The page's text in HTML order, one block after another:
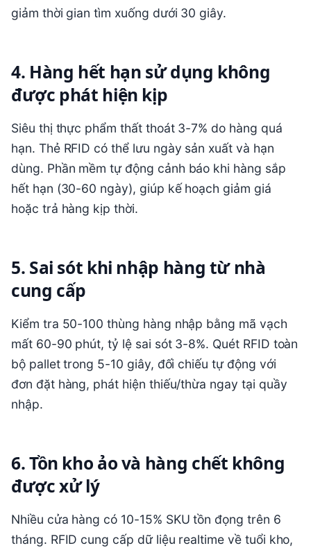
giảm thời gian tìm xuống dưới 30 giây.
4. Hàng hết hạn sử dụng không
được phát hiện kịp
Siêu thị thực phẩm thất thoát 3-7% do hàng quá
hạn. Thẻ RFID có thể lưu ngày sản xuất và hạn
dùng. Phần mềm tự động cảnh báo khi hàng sắp
hết hạn (30-60 ngày), giúp kế hoạch giảm giá
hoặc trả hàng kịp thời.
5. Sai sót khi nhập hàng từ nhà
cung cấp
Kiểm tra 50-100 thùng hàng nhập bằng mã vạch
mất 60-90 phút, tỷ lệ sai sót 3-8%. Quét RFID toàn
bộ pallet trong 5-10 giây, đối chiếu tự động với
đơn đặt hàng, phát hiện thiếu/thừa ngay tại quầy
nhập.
6. Tồn kho ảo và hàng chết không
được xử lý
Nhiều cửa hàng có 10-15% SKU tồn đọng trên 6
tháng. RFID cung cấp dữ liệu realtime về tuổi kho,